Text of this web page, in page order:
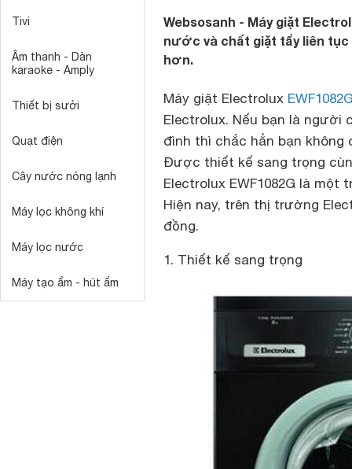
Tivi
Âm thanh - Dàn
karaoke - Amply
Thiết bị sưởi
Quạt điện
Cây nước nóng lạnh
Máy lọc không khí
Máy lọc nước
Máy tạo ẩm - hút ẩm
Websosanh - Máy giặt
nước và chất giặt tẩy liên tục
hơn.
Máy giặt Electrolux
Electrolux. Nếu bạn là người
đình thì chắc hẳn bạn
Được thiết kế sang trọng
Electrolux EWF1082G là
Hiện nay, trên thị trường
đồng.
1. Thiết kế sang trọng